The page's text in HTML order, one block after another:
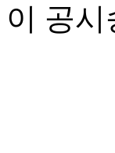
이 공